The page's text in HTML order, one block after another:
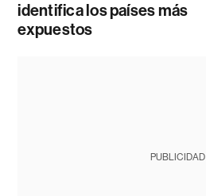
identifica los países más
expuestos
PUBLICIDAD